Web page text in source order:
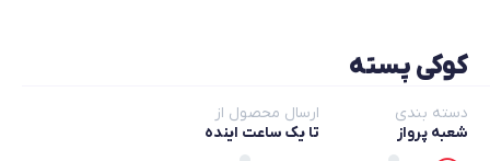
کوکی پسته
دسته بندی
شعبه پرواز
ارسال محصول از
تا یک ساعت اینده